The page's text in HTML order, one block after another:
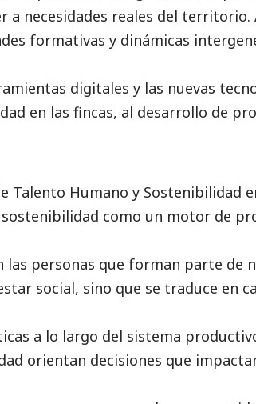
a necesidades reales del territorio.
formativas y dinámicas
digitales y las nuevas
en las fincas, al desarrollo de
Talento Humano y Sostenibilidad
como un motor de
personas que forman parte de
social, sino que se traduce en
a lo largo del sistema
orientan decisiones que